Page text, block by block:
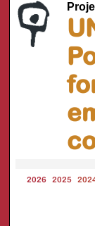
2026 2025